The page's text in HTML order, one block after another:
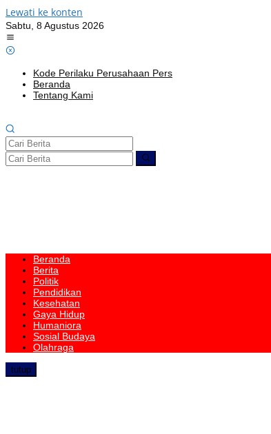
Lewati ke konten
Sabtu, 8 Agustus 2026
Kode Perilaku Perusahaan Pers
Beranda
Tentang Kami
Beranda
Berita
Politik
Pendidikan
Kesehatan
Gaya Hidup
Humaniora
Sosial Budaya
Olahraga
tutup